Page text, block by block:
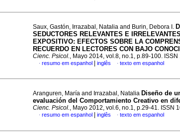
Saux, Gastón, Irrazabal, Natalia and Burin, Debora I.
SEDUCTORES RELEVANTES E
EXPOSITIVO: EFECTOS SOBRE LA
RECUERDO EN LECTORES CON BAJO
Cienc. Psicol., Mayo 2014, vol.8, no.1, p.89-100.
· resumo em espanhol inglês · texto em espanhol
Aranguren, María and Irrazabal, Natalia Diseño de
evaluación del Comportamiento Creativo en
Cienc. Psicol., Mayo 2012, vol.6, no.1, p.29-41. ISSN
· resumo em espanhol inglês · texto em espanhol